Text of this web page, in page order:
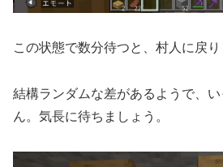
この状態で数分待つと、村人に戻り
結構ランダムな差があるようで、
ん。気長に待ちましょう。